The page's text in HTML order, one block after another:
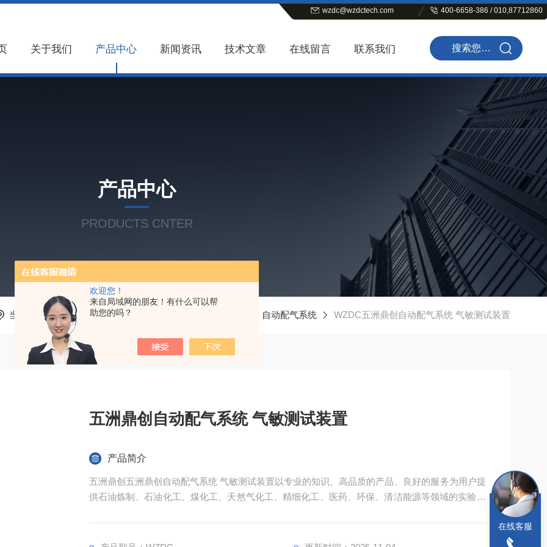
欢迎您！
来自局域网的朋友！有什么可以帮
助您的吗？
wzdc@wzdctech.com 400-6658-386 / 010,87712860
关于我们 产品中心 新闻资讯 技术文章 在线留言 联系我们
产品中心
PRODUCTS CNTER
当前位置：首页 产品中心 自动配气系统 WZDC五洲鼎创自动配气系统 气敏测试装置
五洲鼎创自动配气系统 气敏测试装置
产品简介
五洲鼎创五洲鼎创自动配气系统 气敏测试装置以专业的知识、高品质的产品、良好的服务为用户提
供石油炼制、石油化工、煤化工、天然气化工、精细化工、医药、环保、清洁能源等领域的实验室
在线客服